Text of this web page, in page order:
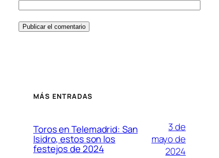
MÁS ENTRADAS
Toros en Telemadrid: San
Isidro, estos son los
festejos de 2024
3 de
mayo de
2024